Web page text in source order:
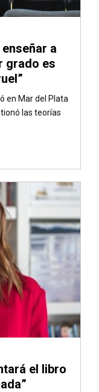
a
grado es
en Mar del Plata
las teorías
el libro